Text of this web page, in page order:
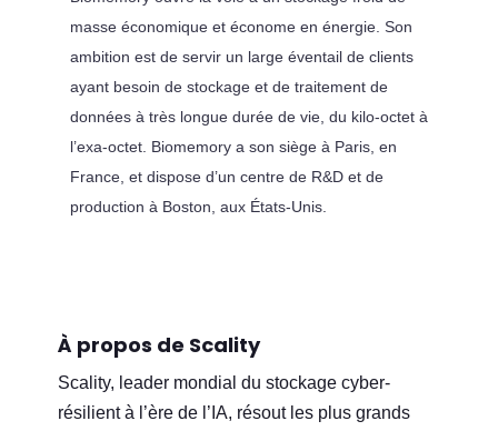
masse économique et économe en énergie. Son
ambition est de servir un large éventail de clients
ayant besoin de stockage et de traitement de
données à très longue durée de vie, du kilo-octet à
l’exa-octet. Biomemory a son siège à Paris, en
France, et dispose d’un centre de R&D et de
production à Boston, aux États-Unis.
À propos de Scality
Scality, leader mondial du stockage cyber-
résilient à l’ère de l’IA, résout les plus grands